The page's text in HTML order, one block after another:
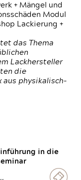
+ Mängel und
Modul
Lackierung +
das Thema
Lackhersteller
die
aus physikalisch-
in die